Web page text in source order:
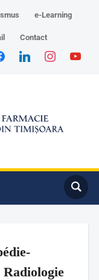
e-Learning
Contact